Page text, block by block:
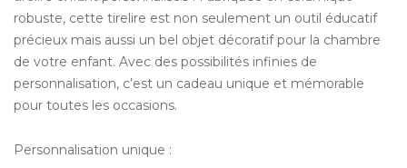
robuste, cette tirelire est non seulement un outil éducatif
précieux mais aussi un bel objet décoratif pour la chambre
de votre enfant. Avec des possibilités infinies de
personnalisation, c’est un cadeau unique et mémorable
pour toutes les occasions.
Personnalisation unique :